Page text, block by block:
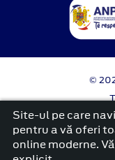
©
Site-ul pe care
pentru a vă oferi
online moderne.